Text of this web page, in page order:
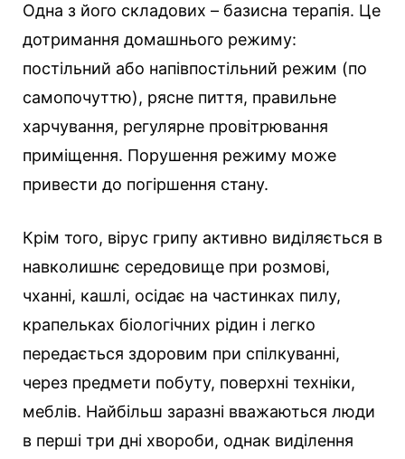
Одна з його складових – базисна терапія. Це
дотримання домашнього режиму:
постільний або напівпостільний режим (по
самопочуттю), рясне пиття, правильне
харчування, регулярне провітрювання
приміщення. Порушення режиму може
привести до погіршення стану.
Крім того, вірус грипу активно виділяється в
навколишнє середовище при розмові,
чханні, кашлі, осідає на частинках пилу,
крапельках біологічних рідин і легко
передається здоровим при спілкуванні,
через предмети побуту, поверхні техніки,
меблів. Найбільш заразні вважаються люди
в перші три дні хвороби, однак виділення